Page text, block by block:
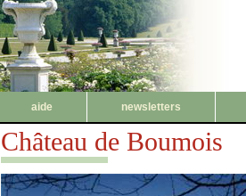
aide
newsletters
Château de Boumois